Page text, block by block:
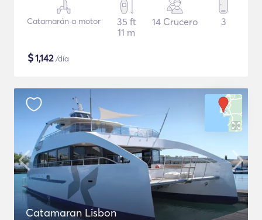
Catamarán a motor
35 ft
11 m
14 Crucero 3
$1,142/día
Catamaran Lisbon